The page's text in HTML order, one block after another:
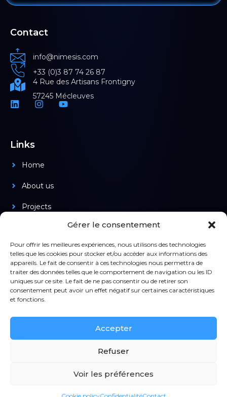
Gérer le consentement
Pour offrir les meilleures expériences, nous utilisons des technologies
telles que les cookies pour stocker et/ou accéder aux informations des
appareils. Le fait de consentir à ces technologies nous permettra de
traiter des données telles que le comportement de navigation ou les ID
uniques sur ce site. Le fait de ne pas consentir ou de retirer son
consentement peut avoir un effet négatif sur certaines caractéristiques
et fonctions.
Accepter
Refuser
Voir les préférences
Contact
info@nimesis.com
+33 (0)3 87 74 26 87
4 Rue des Artisans Frontigny
57245 Mécleuves
Links
Home
About us
Projects
Legal
Confidentiality